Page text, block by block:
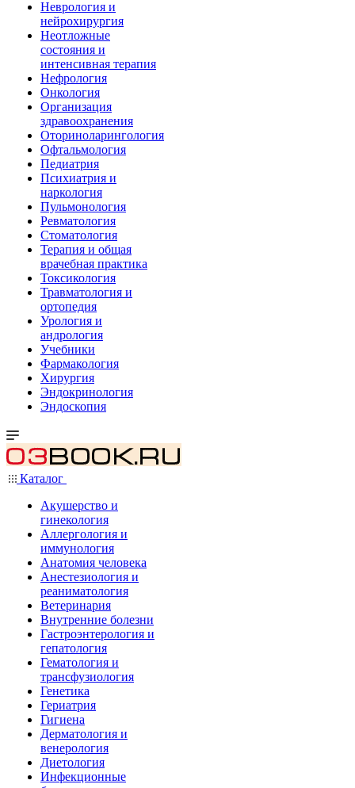
Неврология и
нейрохирургия
Неотложные
состояния и
интенсивная терапия
Нефрология
Онкология
Организация
здравоохранения
Оториноларингология
Офтальмология
Педиатрия
Психиатрия и
наркология
Пульмонология
Ревматология
Стоматология
Терапия и общая
врачебная практика
Токсикология
Травматология и
ортопедия
Урология и
андрология
Учебники
Фармакология
Хирургия
Эндокринология
Эндоскопия
Каталог
Акушерство и
гинекология
Аллергология и
иммунология
Анатомия человека
Анестезиология и
реаниматология
Ветеринария
Внутренние болезни
Гастроэнтерология и
гепатология
Гематология и
трансфузиология
Генетика
Гериатрия
Гигиена
Дерматология и
венерология
Диетология
Инфекционные